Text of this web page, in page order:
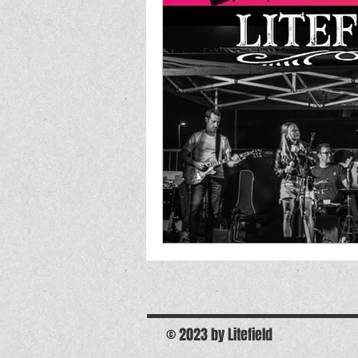
© 2023 by Litefield